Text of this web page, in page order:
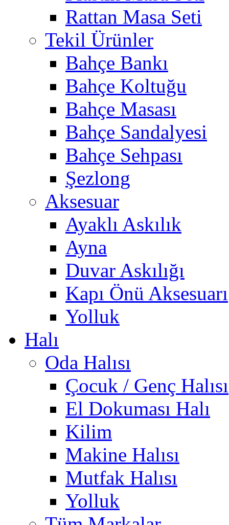
Rattan Masa Seti
Tekil Ürünler
Bahçe Bankı
Bahçe Koltuğu
Bahçe Masası
Bahçe Sandalyesi
Bahçe Sehpası
Şezlong
Aksesuar
Ayaklı Askılık
Ayna
Duvar Askılığı
Kapı Önü Aksesuarı
Yolluk
Halı
Oda Halısı
Çocuk / Genç Halısı
El Dokuması Halı
Kilim
Makine Halısı
Mutfak Halısı
Yolluk